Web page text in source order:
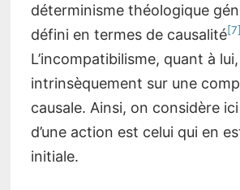
déterminisme théologique
défini en termes de causalité[7]
L’incompatibilisme, quant à lui,
intrinsèquement sur une
causale. Ainsi, on considère ici
d’une action est celui qui en
initiale.